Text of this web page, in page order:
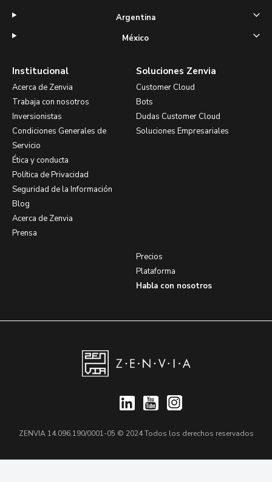
Institucional
Acerca de Zenvia
Trabaja con nosotros
Inversionistas
Condiciones Generales de
Servicio
Ética y conducta
Política de Privacidad
Seguridad de la Información
Blog
Acerca de Zenvia
Prensa
Soluciones Zenvia
Customer Cloud
Bots
Dudas Customer Cloud
Soluciones Empresariales
Precios
Plataforma
Habla con nosotros
Argentina
México
ZENVIA 14.096.190/0001-05 © 2024 Todos los derechos reservados